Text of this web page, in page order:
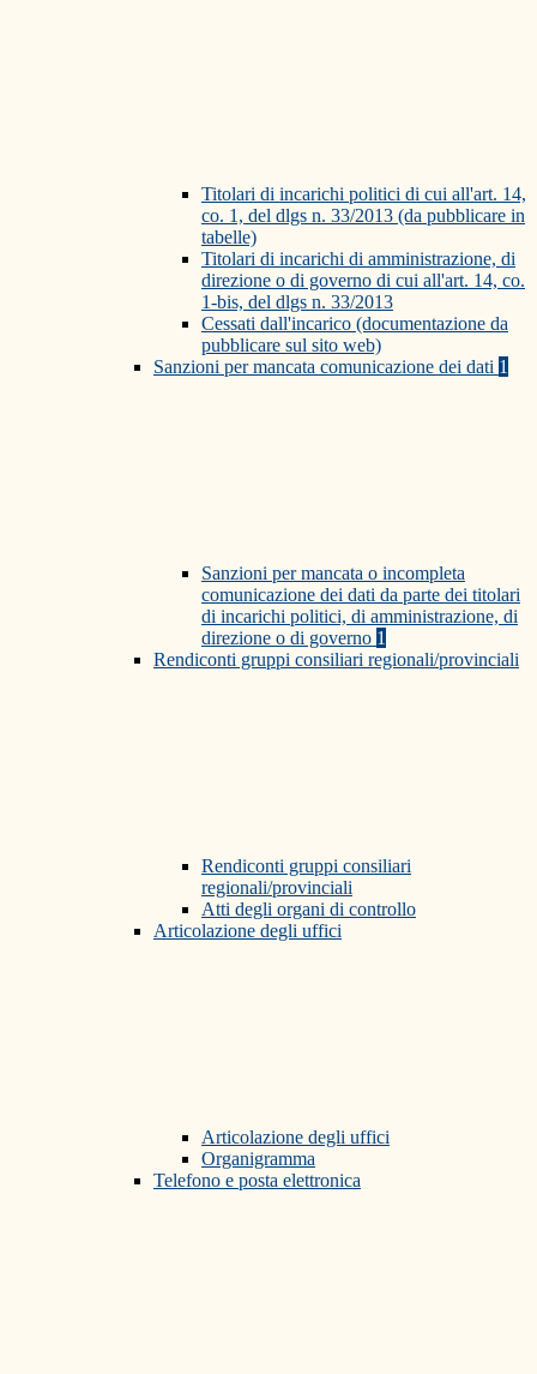
Titolari di incarichi politici di cui all'art. 14,
co. 1, del dlgs n. 33/2013 (da pubblicare in
tabelle)
Titolari di incarichi di amministrazione, di
direzione o di governo di cui all'art. 14, co.
1-bis, del dlgs n. 33/2013
Cessati dall'incarico (documentazione da
pubblicare sul sito web)
Sanzioni per mancata comunicazione dei dati 1
Sanzioni per mancata o incompleta
comunicazione dei dati da parte dei titolari
di incarichi politici, di amministrazione, di
direzione o di governo 1
Rendiconti gruppi consiliari regionali/provinciali
Rendiconti gruppi consiliari
regionali/provinciali
Atti degli organi di controllo
Articolazione degli uffici
Articolazione degli uffici
Organigramma
Telefono e posta elettronica